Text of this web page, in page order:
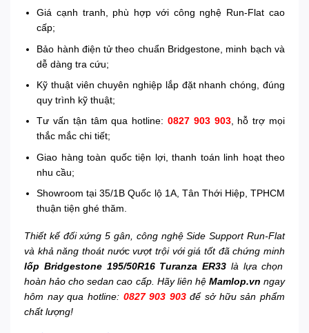
Giá cạnh tranh, phù hợp với công nghệ Run-Flat cao
cấp;
Bảo hành điện tử theo chuẩn Bridgestone, minh bạch và
dễ dàng tra cứu;
Kỹ thuật viên chuyên nghiệp lắp đặt nhanh chóng, đúng
quy trình kỹ thuật;
Tư vấn tận tâm qua hotline: 0827 903 903, hỗ trợ mọi
thắc mắc chi tiết;
Giao hàng toàn quốc tiện lợi, thanh toán linh hoạt theo
nhu cầu;
Showroom tại 35/1B Quốc lộ 1A, Tân Thới Hiệp, TPHCM
thuận tiện ghé thăm.
Thiết kế đối xứng 5 gân, công nghệ Side Support Run-Flat
và khả năng thoát nước vượt trội với giá tốt đã chứng minh
lốp Bridgestone 195/50R16 Turanza ER33 là lựa chọn
hoàn hảo cho sedan cao cấp. Hãy liên hệMamlop.vn ngay
hôm nay qua hotline: 0827 903 903để sở hữu sản phẩm
chất lượng!